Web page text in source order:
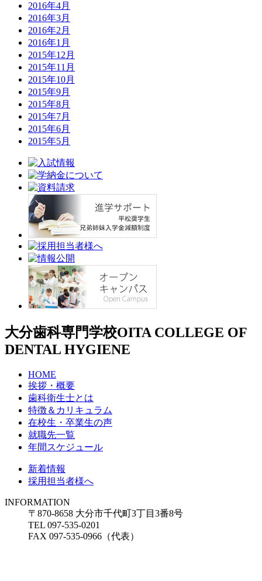
2016年4月
2016年3月
2016年2月
2016年1月
2015年12月
2015年11月
2015年10月
2015年9月
2015年8月
2015年7月
2015年6月
2015年5月
大分歯科専門学校OITA COLLEGE OF
DENTAL HYGIENE
HOME
挨拶・概要
歯科衛生士とは
特徴＆カリキュラム
在校生・卒業生の声
就職先一覧
年間スケジュール
新着情報
採用担当者様へ
INFORMATION
〒870-8658 大分市千代町3丁目3番8号
TEL 097-535-0201
FAX 097-535-0966（代表）